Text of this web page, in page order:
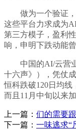
做为一个验证，
这些平台力求成为
第三方模子，盈利
响，申明下跌动能
中国的AI/云营业
十六声》），凭仗
恒科跌破120日均线
而且11月中旬以来
上一篇： 们的需要
下一篇： 一味逃求“